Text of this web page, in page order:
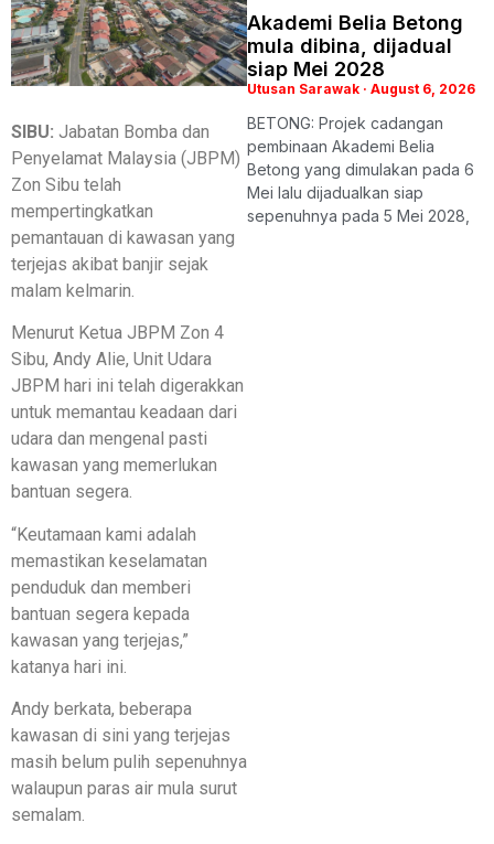
SIBU: Jabatan Bomba dan
Penyelamat Malaysia (JBPM)
Zon Sibu telah
mempertingkatkan
pemantauan di kawasan yang
terjejas akibat banjir sejak
malam kelmarin.
Menurut Ketua JBPM Zon 4
Sibu, Andy Alie, Unit Udara
JBPM hari ini telah digerakkan
untuk memantau keadaan dari
udara dan mengenal pasti
kawasan yang memerlukan
bantuan segera.
“Keutamaan kami adalah
memastikan keselamatan
penduduk dan memberi
bantuan segera kepada
kawasan yang terjejas,”
katanya hari ini.
Andy berkata, beberapa
kawasan di sini yang terjejas
masih belum pulih sepenuhnya
walaupun paras air mula surut
semalam.
Akademi Belia Betong
mula dibina, dijadual
siap Mei 2028
Utusan Sarawak August 6, 2026
BETONG: Projek cadangan
pembinaan Akademi Belia
Betong yang dimulakan pada 6
Mei lalu dijadualkan siap
sepenuhnya pada 5 Mei 2028,